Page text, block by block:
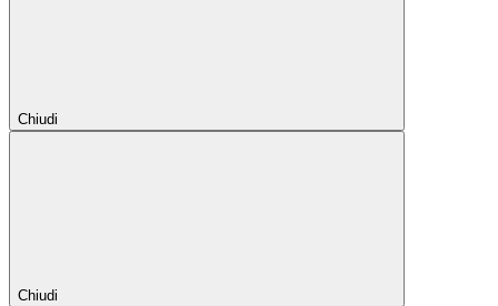
Chiudi
Chiudi